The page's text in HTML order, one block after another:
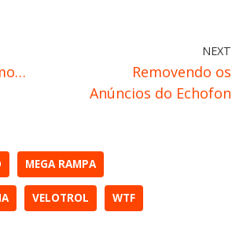
NEXT
Removendo os
Anúncios do Echofon
MEGA RAMPA
VELOTROL WTF